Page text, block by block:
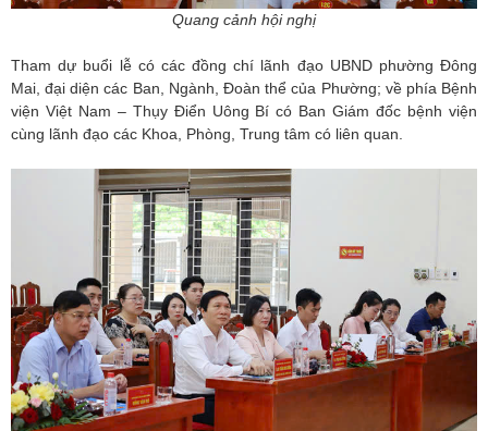
Quang cảnh hội nghị
Tham dự buổi lễ có các đồng chí lãnh đạo UBND phường Đông
Mai, đại diện các Ban, Ngành, Đoàn thể của Phường; về phía Bệnh
viện Việt Nam – Thụy Điển Uông Bí có Ban Giám đốc bệnh viện
cùng lãnh đạo các Khoa, Phòng, Trung tâm có liên quan.